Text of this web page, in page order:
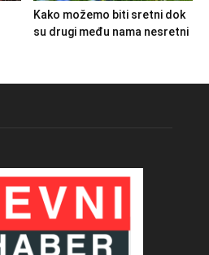
Kako možemo biti sretni dok
su drugi među nama nesretni